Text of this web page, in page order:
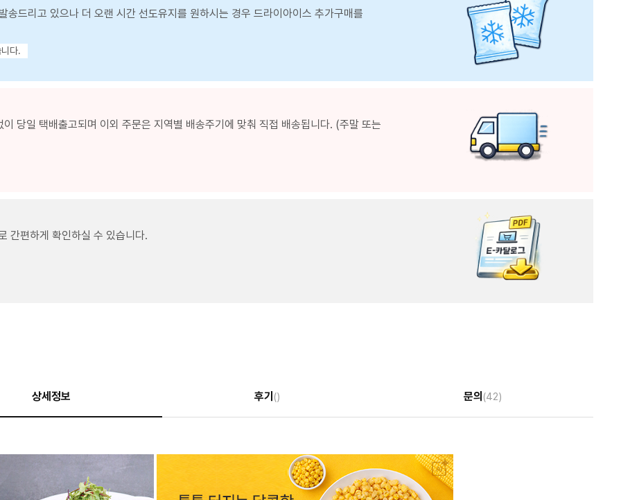
드리고 있으나 더 오랜 시간 선도유지를 원하시는 경우 드라이아이스 추가구매를
다.
당일 택배출고되며 이외 주문은 지역별 배송주기에 맞춰 직접 배송됩니다. (주말 또는
간편하게 확인하실 수 있습니다.
상세정보 후기 () 문의 (42)